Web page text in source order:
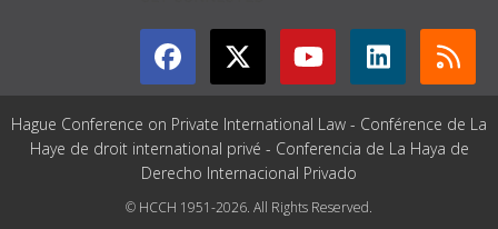
Hague Conference on Private International Law - Conférence de La
Haye de droit international privé - Conferencia de La Haya de
Derecho Internacional Privado
© HCCH 1951-2026. All Rights Reserved.